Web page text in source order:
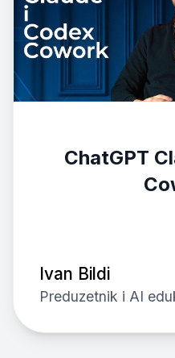
ChatGPT
Ivan Bildi
Preduzetnik i AI